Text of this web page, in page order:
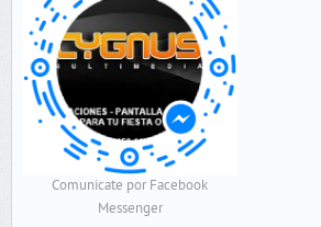
Comunicate por Facebook
Messenger